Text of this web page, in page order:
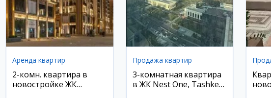
Аренда квартир
2-комн. квартира в
новостройке ЖК
Продажа квартир
3-комнатная квартира
в ЖК Nest One, Tashkent